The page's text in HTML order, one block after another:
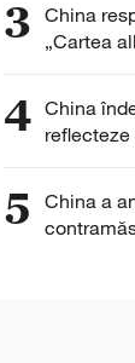
3 China
„Cartea
Japoniei
4 China
și să
5
China a